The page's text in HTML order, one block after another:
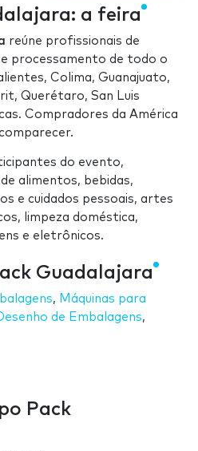
a feira
reúne profissionais de
processamento de todo o
Colima, Guanajuato,
Querétaro, San Luis
Compradores da América
do evento,
alimentos, bebidas,
e cuidados pessoais, artes
limpeza doméstica,
e eletrônicos.
Guadalajara
, Máquinas para
de Embalagens,
Pack